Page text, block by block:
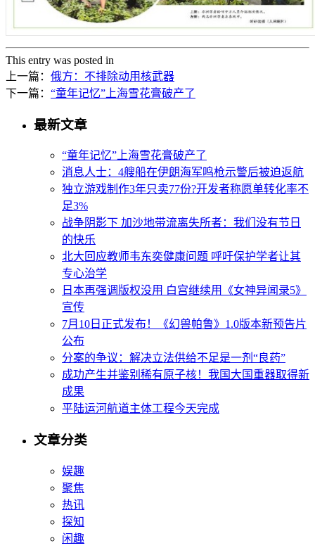
This entry was posted in
上一篇： 俄方：不排除动用核武器
下一篇： “童年记忆”上海雪花膏破产了
最新文章
“童年记忆”上海雪花膏破产了
消息人士：4艘船在伊朗海军鸣枪示警后被迫返航
独立游戏制作3年只卖77份?开发者称愿单转化率不
足3%
战争阴影下 加沙地带流离失所者：我们没有节日
的快乐
北大回应教师韦东奕健康问题 呼吁保护学者让其
专心治学
日本再强调版权没用 白宫继续用《女神异闻录5》
宣传
7月10日正式发布！《幻兽帕鲁》1.0版本新预告片
公布
分案的争议：解决立法供给不足是一剂“良药”
成功产生并鉴别稀有原子核！我国大国重器取得新
成果
平陆运河航道主体工程今天完成
文章分类
娱趣
聚焦
热讯
探知
闲趣